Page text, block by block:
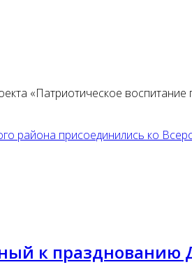
«Патриотическое
района присоединились ко
к празднованию